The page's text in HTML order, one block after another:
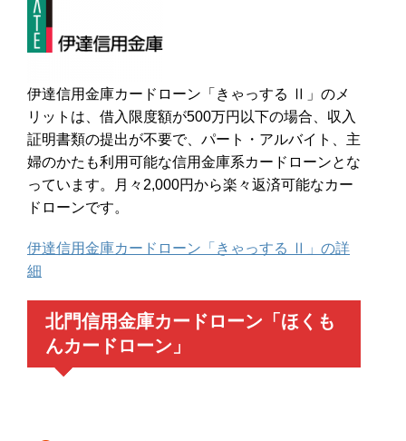
伊達信用金庫カードローン「きゃっする Ⅱ」のメ
リットは、借入限度額が500万円以下の場合、収入
証明書類の提出が不要で、パート・アルバイト、主
婦のかたも利用可能な信用金庫系カードローンとな
っています。月々2,000円から楽々返済可能なカー
ドローンです。
伊達信用金庫カードローン「きゃっする Ⅱ」の詳
細
北門信用金庫カードローン「ほくも
んカードローン」